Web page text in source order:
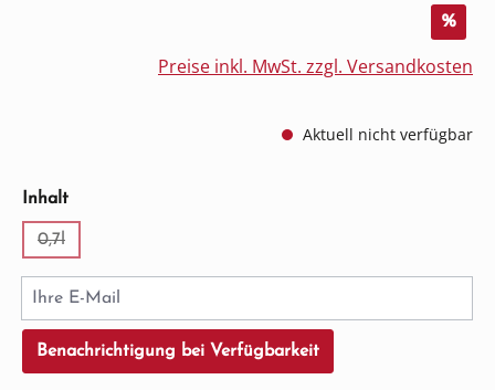
%
Preise inkl. MwSt. zzgl. Versandkosten
Aktuell nicht verfügbar
Inhaltauswählen
0,7l
(Diese Option ist zurzeit nicht verfügbar.)
Ihre E-Mail
Benachrichtigung bei Verfügbarkeit